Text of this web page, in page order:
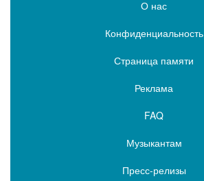
О нас
Конфиденциальность
Страница памяти
Реклама
FAQ
Музыкантам
Пресс-релизы